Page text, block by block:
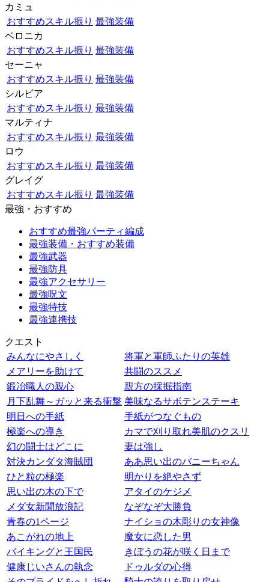
カミュ
おすすめスキル振り 最強装備
ベロニカ
おすすめスキル振り 最強装備
セーニャ
おすすめスキル振り 最強装備
シルビア
おすすめスキル振り 最強装備
マルティナ
おすすめスキル振り 最強装備
ロウ
おすすめスキル振り 最強装備
グレイグ
おすすめスキル振り 最強装備
最強・おすすめ
おすすめ最強パーティ編成
最強装備・おすすめ装備
最強武器
最強防具
最強アクセサリー
最強呪文
最強特技
最強連携技
クエスト
みんなにやさしく
将軍と軍師ふたりの英雄
メアリーを助けて
共闘のススメ
鍛冶職人の親心
親方の採掘指南
月下乱舞～ガッと来る衝撃 美味なるサボテンステーキ
明日への手紙
手紙がつなぐもの
極楽への導き
カマで刈り取れ美肌のクスリ
幻の闘士はどこに
妻は強し
対決カンダタ海賊団
ああ思い出のバニーちゃん
ひと粒の極楽
明かりを絶やさず
思い出の木の下で
アタイのケジメ
メダ女新聞放浪記
なぞなぞ大勝負
青春の1ページ
ナイショの木彫りの女神像
あこがれの地上
魔女に恋した男
バイキングと王国民
きぼうの花が咲く日まで
健康じいさんの執念
ドゥルダの心得